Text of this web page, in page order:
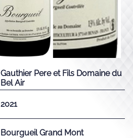
Gauthier Pere et Fils Domaine du
Bel Air
2021
Bourgueil Grand Mont